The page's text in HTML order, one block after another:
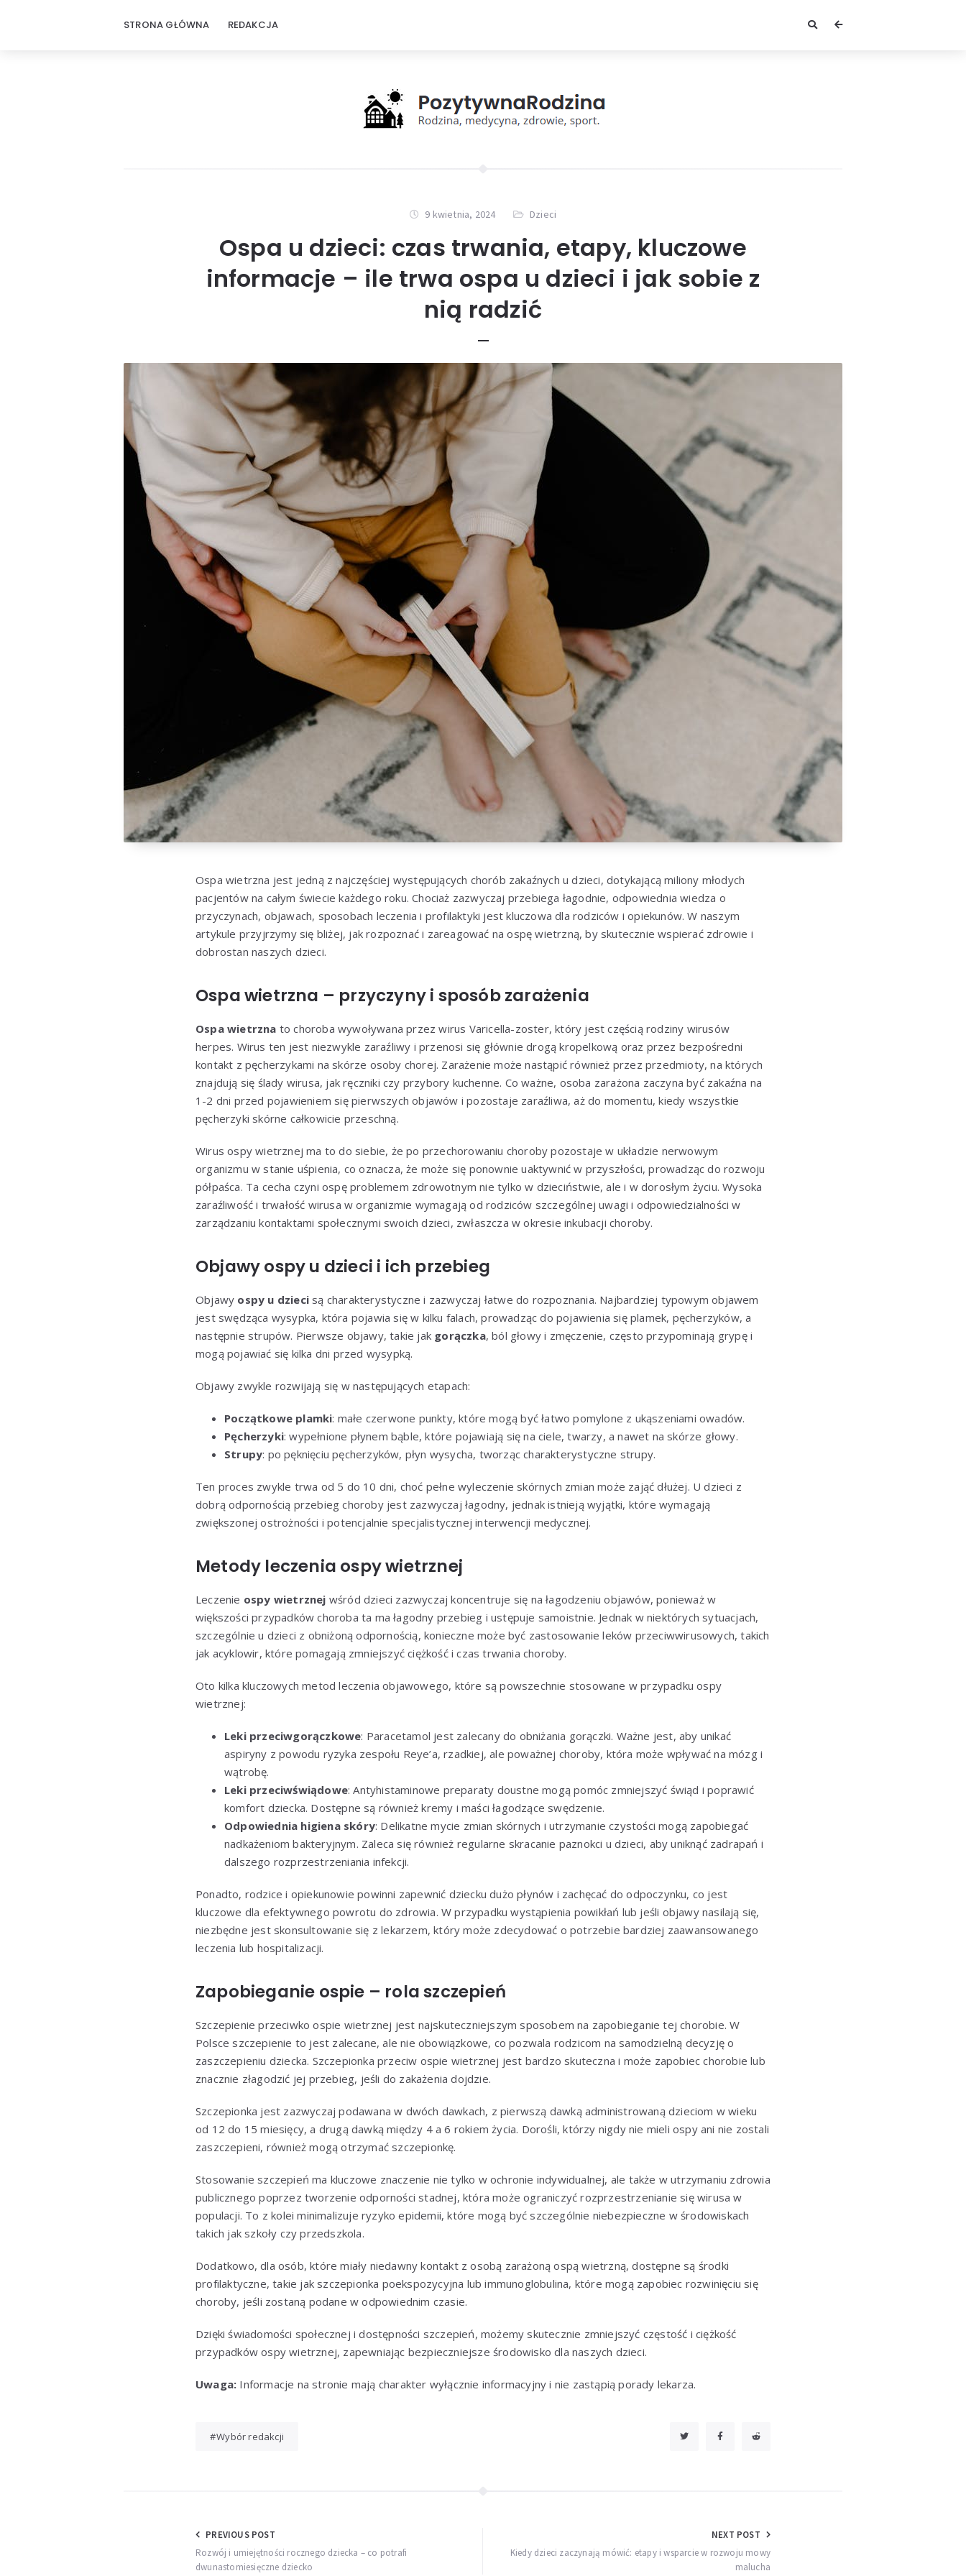
STRONA GŁÓWNA REDAKCJA
9 kwietnia, 2024 Dzieci
Ospa u dzieci: czas trwania, etapy, kluczowe
informacje – ile trwa ospa u dzieci i jak sobie z
nią radzić
Ospa wietrzna jest jedną z najczęściej występujących chorób zakaźnych u dzieci, dotykającą miliony młodych
pacjentów na całym świecie każdego roku. Chociaż zazwyczaj przebiega łagodnie, odpowiednia wiedza o
przyczynach, objawach, sposobach leczenia i profilaktyki jest kluczowa dla rodziców i opiekunów. W naszym
artykule przyjrzymy się bliżej, jak rozpoznać i zareagować na ospę wietrzną, by skutecznie wspierać zdrowie i
dobrostan naszych dzieci.
Ospa wietrzna – przyczyny i sposób zarażenia
Ospa wietrzna to choroba wywoływana przez wirus Varicella-zoster, który jest częścią rodziny wirusów
herpes. Wirus ten jest niezwykle zaraźliwy i przenosi się głównie drogą kropelkową oraz przez bezpośredni
kontakt z pęcherzykami na skórze osoby chorej. Zarażenie może nastąpić również przez przedmioty, na których
znajdują się ślady wirusa, jak ręczniki czy przybory kuchenne. Co ważne, osoba zarażona zaczyna być zakaźna na
1-2 dni przed pojawieniem się pierwszych objawów i pozostaje zaraźliwa, aż do momentu, kiedy wszystkie
pęcherzyki skórne całkowicie przeschną.
Wirus ospy wietrznej ma to do siebie, że po przechorowaniu choroby pozostaje w układzie nerwowym
organizmu w stanie uśpienia, co oznacza, że może się ponownie uaktywnić w przyszłości, prowadząc do rozwoju
półpaśca. Ta cecha czyni ospę problemem zdrowotnym nie tylko w dzieciństwie, ale i w dorosłym życiu. Wysoka
zaraźliwość i trwałość wirusa w organizmie wymagają od rodziców szczególnej uwagi i odpowiedzialności w
zarządzaniu kontaktami społecznymi swoich dzieci, zwłaszcza w okresie inkubacji choroby.
Objawy ospy u dzieci i ich przebieg
Objawy ospy u dzieci są charakterystyczne i zazwyczaj łatwe do rozpoznania. Najbardziej typowym objawem
jest swędząca wysypka, która pojawia się w kilku falach, prowadząc do pojawienia się plamek, pęcherzyków, a
następnie strupów. Pierwsze objawy, takie jak gorączka, ból głowy i zmęczenie, często przypominają grypę i
mogą pojawiać się kilka dni przed wysypką.
Objawy zwykle rozwijają się w następujących etapach:
Początkowe plamki: małe czerwone punkty, które mogą być łatwo pomylone z ukąszeniami owadów.
Pęcherzyki: wypełnione płynem bąble, które pojawiają się na ciele, twarzy, a nawet na skórze głowy.
Strupy: po pęknięciu pęcherzyków, płyn wysycha, tworząc charakterystyczne strupy.
Ten proces zwykle trwa od 5 do 10 dni, choć pełne wyleczenie skórnych zmian może zająć dłużej. U dzieci z
dobrą odpornością przebieg choroby jest zazwyczaj łagodny, jednak istnieją wyjątki, które wymagają
zwiększonej ostrożności i potencjalnie specjalistycznej interwencji medycznej.
Metody leczenia ospy wietrznej
Leczenie ospy wietrznej wśród dzieci zazwyczaj koncentruje się na łagodzeniu objawów, ponieważ w
większości przypadków choroba ta ma łagodny przebieg i ustępuje samoistnie. Jednak w niektórych sytuacjach,
szczególnie u dzieci z obniżoną odpornością, konieczne może być zastosowanie leków przeciwwirusowych, takich
jak acyklowir, które pomagają zmniejszyć ciężkość i czas trwania choroby.
Oto kilka kluczowych metod leczenia objawowego, które są powszechnie stosowane w przypadku ospy
wietrznej:
Leki przeciwgorączkowe: Paracetamol jest zalecany do obniżania gorączki. Ważne jest, aby unikać
aspiryny z powodu ryzyka zespołu Reye’a, rzadkiej, ale poważnej choroby, która może wpływać na mózg i
wątrobę.
Leki przeciwświądowe: Antyhistaminowe preparaty doustne mogą pomóc zmniejszyć świąd i poprawić
komfort dziecka. Dostępne są również kremy i maści łagodzące swędzenie.
Odpowiednia higiena skóry: Delikatne mycie zmian skórnych i utrzymanie czystości mogą zapobiegać
nadkażeniom bakteryjnym. Zaleca się również regularne skracanie paznokci u dzieci, aby uniknąć zadrapań i
dalszego rozprzestrzeniania infekcji.
Ponadto, rodzice i opiekunowie powinni zapewnić dziecku dużo płynów i zachęcać do odpoczynku, co jest
kluczowe dla efektywnego powrotu do zdrowia. W przypadku wystąpienia powikłań lub jeśli objawy nasilają się,
niezbędne jest skonsultowanie się z lekarzem, który może zdecydować o potrzebie bardziej zaawansowanego
leczenia lub hospitalizacji.
Zapobieganie ospie – rola szczepień
Szczepienie przeciwko ospie wietrznej jest najskuteczniejszym sposobem na zapobieganie tej chorobie. W
Polsce szczepienie to jest zalecane, ale nie obowiązkowe, co pozwala rodzicom na samodzielną decyzję o
zaszczepieniu dziecka. Szczepionka przeciw ospie wietrznej jest bardzo skuteczna i może zapobiec chorobie lub
znacznie złagodzić jej przebieg, jeśli do zakażenia dojdzie.
Szczepionka jest zazwyczaj podawana w dwóch dawkach, z pierwszą dawką administrowaną dzieciom w wieku
od 12 do 15 miesięcy, a drugą dawką między 4 a 6 rokiem życia. Dorośli, którzy nigdy nie mieli ospy ani nie zostali
zaszczepieni, również mogą otrzymać szczepionkę.
Stosowanie szczepień ma kluczowe znaczenie nie tylko w ochronie indywidualnej, ale także w utrzymaniu zdrowia
publicznego poprzez tworzenie odporności stadnej, która może ograniczyć rozprzestrzenianie się wirusa w
populacji. To z kolei minimalizuje ryzyko epidemii, które mogą być szczególnie niebezpieczne w środowiskach
takich jak szkoły czy przedszkola.
Dodatkowo, dla osób, które miały niedawny kontakt z osobą zarażoną ospą wietrzną, dostępne są środki
profilaktyczne, takie jak szczepionka poekspozycyjna lub immunoglobulina, które mogą zapobiec rozwinięciu się
choroby, jeśli zostaną podane w odpowiednim czasie.
Dzięki świadomości społecznej i dostępności szczepień, możemy skutecznie zmniejszyć częstość i ciężkość
przypadków ospy wietrznej, zapewniając bezpieczniejsze środowisko dla naszych dzieci.
Uwaga: Informacje na stronie mają charakter wyłącznie informacyjny i nie zastąpią porady lekarza.
Wybór redakcji
Nawigacja
wpisu
PREVIOUS POST
Rozwój i umiejętności rocznego dziecka – co potrafi
dwunastomiesięczne dziecko
NEXT POST
Kiedy dzieci zaczynają mówić: etapy i wsparcie w rozwoju mowy
malucha